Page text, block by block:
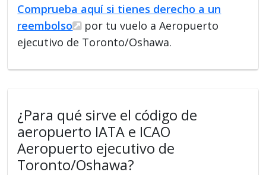
Comprueba aquí si tienes derecho a un
reembolso
por tu vuelo a Aeropuerto
ejecutivo de Toronto/Oshawa.
¿Para qué sirve el código de
aeropuerto IATA e ICAO
Aeropuerto ejecutivo de
Toronto/Oshawa?